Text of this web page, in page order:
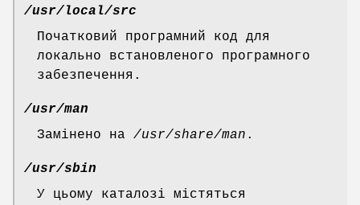
/usr/local/src
Початковий програмний код для
локально встановленого програмного
забезпечення.
/usr/man
Замінено на /usr/share/man .
/usr/sbin
У цьому каталозі містяться